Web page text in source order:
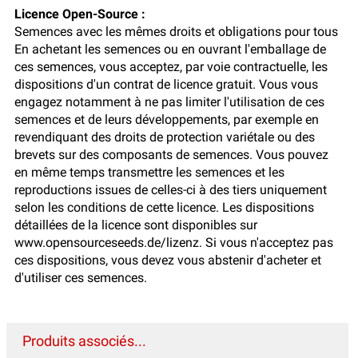
Licence Open-Source :
Semences avec les mêmes droits et obligations pour tous
En achetant les semences ou en ouvrant l'emballage de
ces semences, vous acceptez, par voie contractuelle, les
dispositions d'un contrat de licence gratuit. Vous vous
engagez notamment à ne pas limiter l'utilisation de ces
semences et de leurs développements, par exemple en
revendiquant des droits de protection variétale ou des
brevets sur des composants de semences. Vous pouvez
en même temps transmettre les semences et les
reproductions issues de celles-ci à des tiers uniquement
selon les conditions de cette licence. Les dispositions
détaillées de la licence sont disponibles sur
www.opensourceseeds.de/lizenz. Si vous n'acceptez pas
ces dispositions, vous devez vous abstenir d'acheter et
d'utiliser ces semences.
Produits associés...